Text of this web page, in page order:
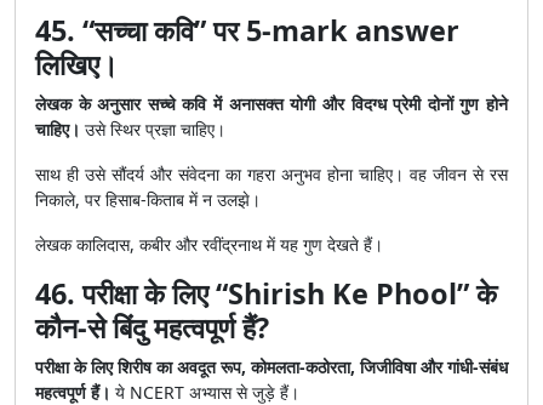
45. “सच्चा कवि” पर 5-mark answer
लिखिए।
लेखक के अनुसार सच्चे कवि में अनासक्त योगी और विदग्ध प्रेमी दोनों गुण होने
चाहिए। उसे स्थिर प्रज्ञा चाहिए।
साथ ही उसे सौंदर्य और संवेदना का गहरा अनुभव होना चाहिए। वह जीवन से रस
निकाले, पर हिसाब-किताब में न उलझे।
लेखक कालिदास, कबीर और रवींद्रनाथ में यह गुण देखते हैं।
46. परीक्षा के लिए “Shirish Ke Phool” के
कौन-से बिंदु महत्वपूर्ण हैं?
परीक्षा के लिए शिरीष का अवदूत रूप, कोमलता-कठोरता, जिजीविषा और गांधी-संबंध
महत्वपूर्ण हैं। ये NCERT अभ्यास से जुड़े हैं।